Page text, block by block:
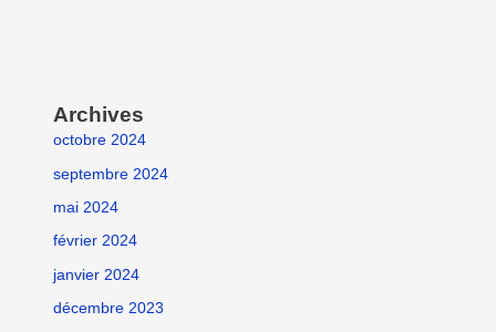
Archives
octobre 2024
septembre 2024
mai 2024
février 2024
janvier 2024
décembre 2023